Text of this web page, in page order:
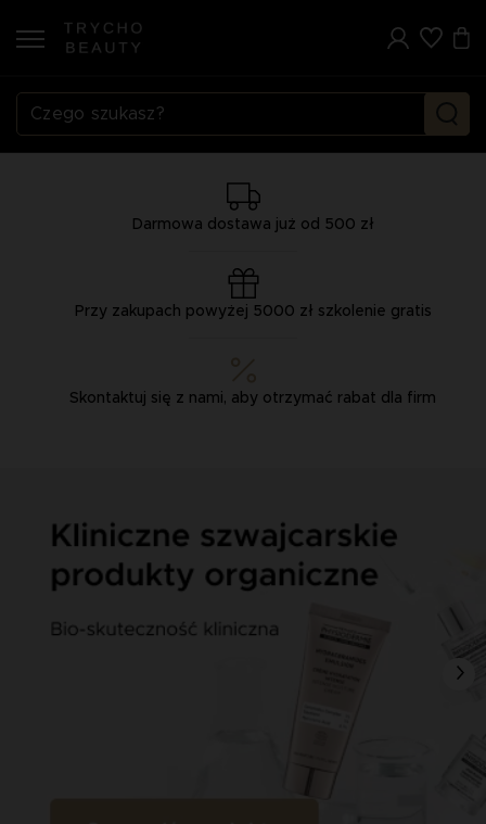
Darmowa dostawa już od 500 zł
Przy zakupach powyżej 5000 zł szkolenie gratis
Skontaktuj się z nami, aby otrzymać rabat dla firm